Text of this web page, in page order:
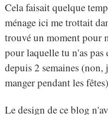
Cela faisait quelque
ménage ici me trottait
trouvé un moment pour
pour laquelle tu n'as pas
depuis 2 semaines
manger pendant les
Le design de ce blog